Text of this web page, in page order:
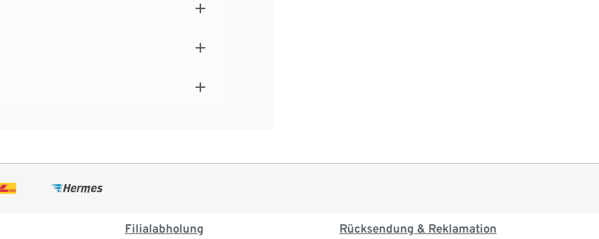
Filialabholung Rücksendung & Reklamation